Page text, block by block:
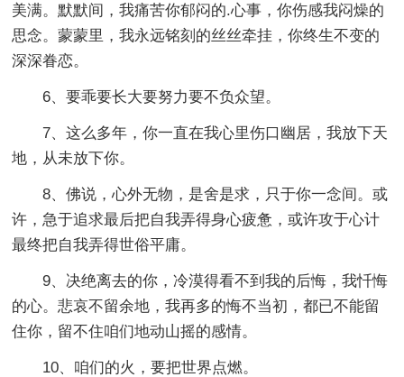
美满。默默间，我痛苦你郁闷的.心事，你伤感我闷燥的
思念。蒙蒙里，我永远铭刻的丝丝牵挂，你终生不变的
深深眷恋。
6、要乖要长大要努力要不负众望。
7、这么多年，你一直在我心里伤口幽居，我放下天
地，从未放下你。
8、佛说，心外无物，是舍是求，只于你一念间。或
许，急于追求最后把自我弄得身心疲惫，或许攻于心计
最终把自我弄得世俗平庸。
9、决绝离去的你，冷漠得看不到我的后悔，我忏悔
的心。悲哀不留余地，我再多的悔不当初，都已不能留
住你，留不住咱们地动山摇的感情。
10、咱们的火，要把世界点燃。